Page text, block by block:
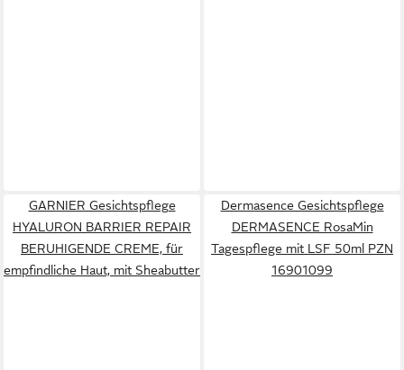
GARNIER Gesichtspflege
HYALURON BARRIER REPAIR
BERUHIGENDE CREME, für
empfindliche Haut, mit Sheabutter
Dermasence Gesichtspflege
DERMASENCE RosaMin
Tagespflege mit LSF 50ml PZN
16901099